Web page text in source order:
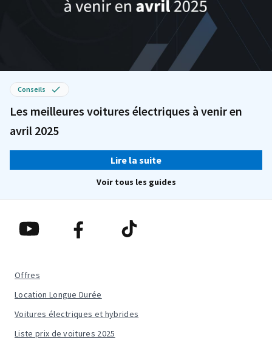
Conseils
Les meilleures voitures électriques à venir en
avril 2025
Lire la suite
Voir tous les guides
Offres
Location Longue Durée
Voitures électriques et hybrides
Liste prix de voitures 2025